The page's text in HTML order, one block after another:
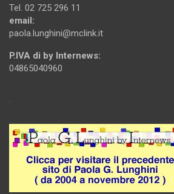
Tel. 02 725 296 11
email:
paola.lunghini@mclink.it
P.IVA di by Internews:
04865040960
.